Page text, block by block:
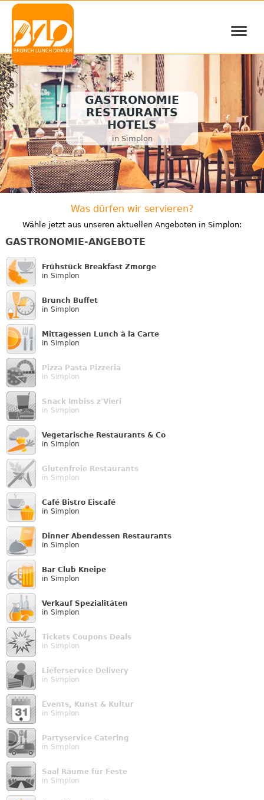
≡
GASTRONOMIE
RESTAURANTS
HOTELS
in Simplon
Was dürfen wir servieren?
Wähle jetzt aus unseren aktuellen Angeboten in Simplon:
GASTRONOMIE-ANGEBOTE
Frühstück Breakfast Zmorge
in Simplon
Brunch Buffet
in Simplon
Mittagessen Lunch à la Carte
in Simplon
Pizza Pasta Pizzeria
in Simplon
Snack Imbiss z'Vieri
in Simplon
Vegetarische Restaurants & Co
in Simplon
Glutenfreie Restaurants
in Simplon
Café Bistro Eiscafé
in Simplon
Dinner Abendessen Restaurants
in Simplon
Bar Club Kneipe
in Simplon
Verkauf Speziali­täten
in Simplon
Tickets Coupons Deals
in Simplon
Lieferservice Delivery
in Simplon
Events, Kunst & Kultur
in Simplon
Partyservice Catering
in Simplon
Saal Räume für Feste
in Simplon